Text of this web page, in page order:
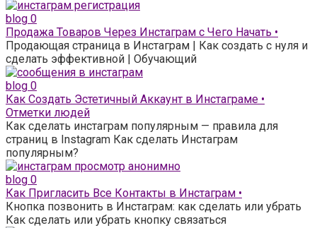
blog 0
Продажа Товаров Через Инстаграм с Чего Начать •
Продающая страница в Инстаграм | Как создать с нуля и
сделать эффективной | Обучающий
blog 0
Как Создать Эстетичный Аккаунт в Инстаграме •
Отметки людей
Как сделать инстаграм популярным — правила для
страниц в Instagram Как сделать Инстаграм
популярным?
blog 0
Как Пригласить Все Контакты в Инстаграм •
Кнопка позвонить в Инстаграм: как сделать или убрать
Как сделать или убрать кнопку связаться